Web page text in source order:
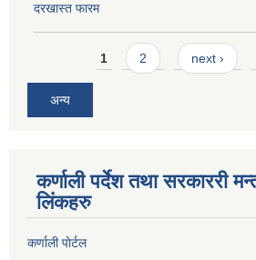
दरखास्त फारम
Pages1 2 next ›
अन्य
कर्णाली पर्देश तथा सरकाररी
लिंकहरु
कर्णाली पाेर्टल